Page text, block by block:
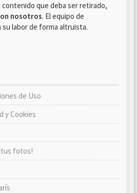
contenido que deba ser retirado,
nosotros. El equipo de
labor de forma altruista.
de Uso
y Cookies
tus fotos!